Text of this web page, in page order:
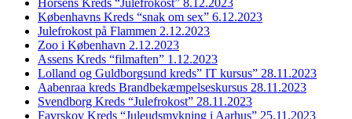
Horsens Kreds “Julefrokost” 8.12.2023
Københavns Kreds “snak om sex” 6.12.2023
Julefrokost på Flammen 2.12.2023
Zoo i København 2.12.2023
Assens Kreds “filmaften” 1.12.2023
Lolland og Guldborgsund kreds” IT kursus” 28.11.2023
Aabenraa kreds Brandbekæmpelseskursus 28.11.2023
Svendborg Kreds “Julefrokost” 28.11.2023
Favrskov Kreds “Juleudsmykning i Aarhus” 25.11.2023